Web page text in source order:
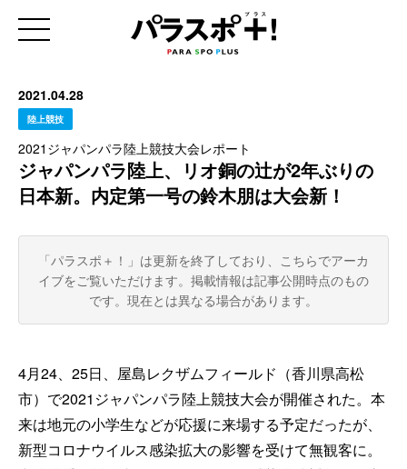
2021.04.28
陸上競技
2021ジャパンパラ陸上競技大会レポート
ジャパンパラ陸上、リオ銅の辻が2年ぶりの
日本新。内定第一号の鈴木朋は大会新！
「パラスポ＋！」は更新を終了しており、こちらでアーカ
イブをご覧いただけます。 掲載情報は記事公開時点のもの
です。現在とは異なる場合があります。
4月24、25日、屋島レクザムフィールド（香川県高松
市）で2021ジャパンパラ陸上競技大会が開催された。本
来は地元の小学生などが応援に来場する予定だったが、
新型コロナウイルス感染拡大の影響を受けて無観客に。